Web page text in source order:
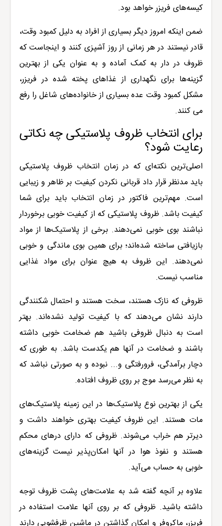
کیسه‌های فریزر خواهد بود.
ضمن اینکه امروز دیگر بسیاری از افراد به دلیل کمبود وقت،
قادر نیستند در هر زمانی از روز آشپزی کنند و اینجاست که
ظروف در دار به کمک آماده و به عنوان یکی از بهترین
گزینه‌ها برای نگهداری از غذاهای پخته شده در فریزر،
مشکل کمبود وقت عده بسیاری از خانواده‌های شاغل را رفع
می کنند.
برای انتخاب ظروف پلاستیکی چه نکاتی
رعایت شود؟
اصلی‌ترین نکته‌ای که در زمان انتخاب ظروف پلاستیکی
باید مدنظر قرار داد قربانی نکردن کیفیت بر ظاهر و زیبایی
است. مهم‌ترین فاکتور در زمان انتخاب باید برای شما
کیفیت باشد. ظروف پلاستیکی که از کیفیت خوبی برخوردار
نباشند بوی خوبی نمی‌دهند. برخی از پلاستیک‌ها از مواد
بازیافتی ساخته شده‌اند؛ برای همین بوی ماندگی و خوبی
نمی‌دهند. این ظروف به هیچ عنوان برای مواد غذایی
مناسب نیست.
ظروفی که نازک هستند، سخت هستند و احتمال شکنندگی
دارند نشان می‌دهند که با کیفیت تولید نشده‌اند. بهتر
است به دنبال ظروفی باشید هم ضخامت خوبی داشته
باشند و ضخامت در آنها هم یکدست باشد. به طوری که
دچار برآمدگی، فرورفتگی و... نبوده و به صورتی نباشد که
به نظر می‌رسد موج بر روی ظروف افتاده.
یکی از بهترین نوع پلاستیک‌ها در این زمینه پلاستیک‌های
مات هستند. این ظروف کیفیت بهتری خواهند داشت و
دیرتر هم خراب می‌شوند. ظروفی که دارای درهای محکم
هستند و نفوذ هوا در آنها امکان‌پذیر نیست گزینه‌های
خوبی به حساب می‌آید.
علاوه بر آنچه گفته شد به علامت‌های پشت ظروف توجه
داشته باشید. ظروفی که بر روی آنها علامت استفاده در